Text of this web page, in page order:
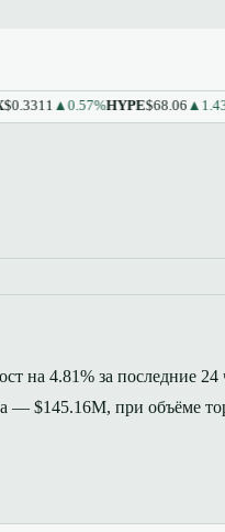
▲0.57%HYPE$68.06▲1.43%
на 4.81% за последние 24
— $145.16M, при объёме